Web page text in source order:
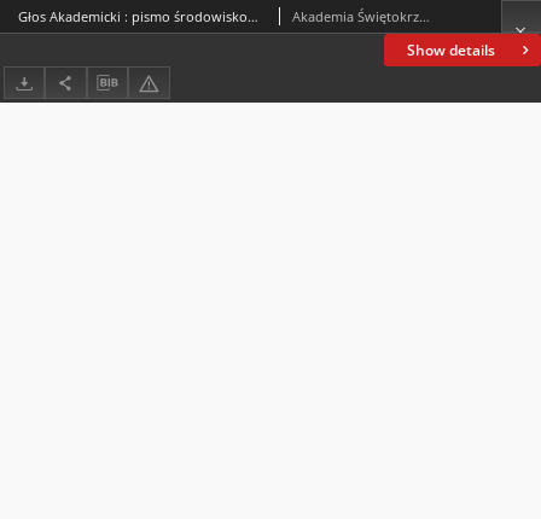
Show details
Głos Akademicki : pismo środowiskowe Akademii Świętokrzyskiej im. Jana Kochanowskiego w Kielcach. 2004, R. XI, nr 3 (42) : październik 2004 Akademia Świętokrzyska im. Jana Kochanowskiego (Kielce)